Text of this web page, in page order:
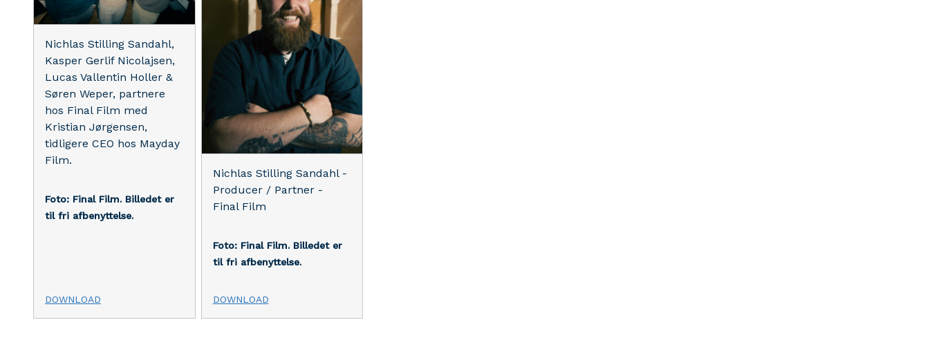
Nichlas Stilling Sandahl,
Kasper Gerlif Nicolajsen,
Lucas Vallentin Holler &
Søren Weper, partnere
hos Final Film med
Kristian Jørgensen,
tidligere CEO hos Mayday
Film.
Foto: Final Film. Billedet er
til fri afbenyttelse.
DOWNLOAD
Nichlas Stilling Sandahl -
Producer / Partner -
Final Film
Foto: Final Film. Billedet er
til fri afbenyttelse.
DOWNLOAD